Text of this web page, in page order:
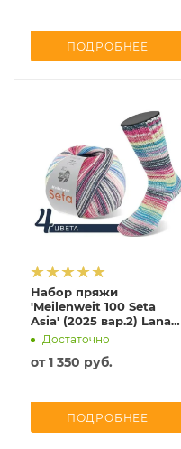
ПОДРОБНЕЕ
Набор пряжи
'Meilenweit 100 Seta
Asia' (2025 вар.2) Lana
Grossa
Достаточно
от1 350 руб.
ПОДРОБНЕЕ